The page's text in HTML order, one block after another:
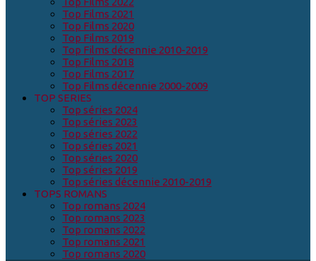
Top Films 2021
Top Films 2020
Top Films 2019
Top Films décennie 2010-2019
Top Films 2018
Top Films 2017
Top Films décennie 2000-2009
TOP SERIES
Top séries 2024
Top séries 2023
Top séries 2022
Top séries 2021
Top séries 2020
Top séries 2019
Top séries décennie 2010-2019
TOPS ROMANS
Top romans 2024
Top romans 2023
Top romans 2022
Top romans 2021
Top romans 2020